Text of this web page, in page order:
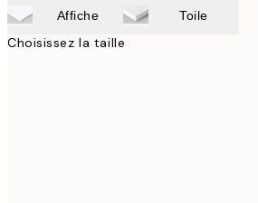
Affiche Toile
Choisissez la taille